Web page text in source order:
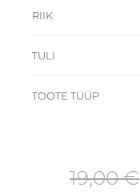
RIIK
TULI
TOOTE TÜÜP
19,00 €